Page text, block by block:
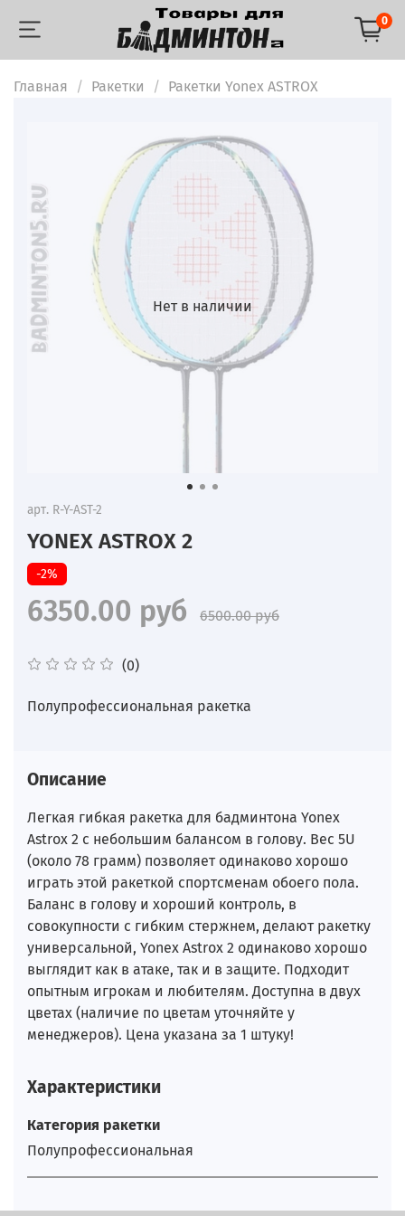
0
Главная Ракетки Ракетки Yonex ASTROX
Нет в наличии
арт. R-Y-AST-2
YONEX ASTROX 2
(0)
-2%
6350.00 руб 6500.00 руб
Полупрофессиональная ракетка
Описание
Легкая гибкая ракетка для бадминтона Yonex
Astrox 2 с небольшим балансом в голову. Вес 5U
(около 78 грамм) позволяет одинаково хорошо
играть этой ракеткой спортсменам обоего пола.
Баланс в голову и хороший контроль, в
совокупности с гибким стержнем, делают ракетку
универсальной, Yonex Astrox 2 одинаково хорошо
выглядит как в атаке, так и в защите. Подходит
опытным игрокам и любителям. Доступна в двух
цветах (наличие по цветам уточняйте у
менеджеров). Цена указана за 1 штуку!
Характеристики
Категория ракетки
Полупрофессиональная